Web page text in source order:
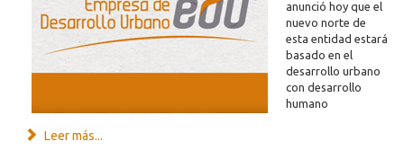
anunció hoy que el
nuevo norte de
esta entidad estará
basado en el
desarrollo urbano
con desarrollo
humano
Leer más...